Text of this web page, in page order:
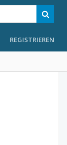
REGISTRIEREN